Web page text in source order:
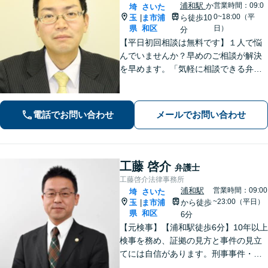
埼
玉
県
さいた
ま市浦
和区
浦和駅 か
ら徒歩10
分
営業時間：09:0
0~18:00（平
日）
【平日初回相談は無料です】１人で悩
んでいませんか？早めのご相談が解決
を早めます。「気軽に相談できる弁護
かした迅速な行動力でサポートしま
す。まずはお気軽にご相談ください。
電話でお問い合わせ メールでお問い合わせ
工藤 啓介 弁護士
工藤啓介法律事務所
埼
玉
県
さいた
ま市浦
和区
浦和駅
から徒歩
6分
営業時間：09:00
~23:00（平日）
【元検事】【浦和駅徒歩6分】10年以上
検事を務め、証拠の見方と事件の見立
てには自信があります。刑事事件・離